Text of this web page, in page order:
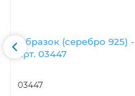
Образок (серебро 925) -
арт. 03447
03447